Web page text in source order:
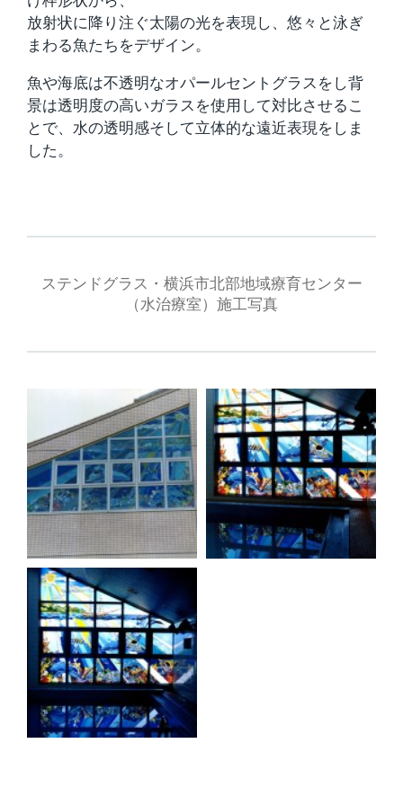
放射状に降り注ぐ太陽の光を表現し、悠々と泳ぎ
まわる魚たちをデザイン。
魚や海底は不透明なオパールセントグラスをし背
景は透明度の高いガラスを使用して対比させるこ
とで、水の透明感そして立体的な遠近表現をしま
した。
ステンドグラス・横浜市北部地域療育センター
（水治療室）施工写真